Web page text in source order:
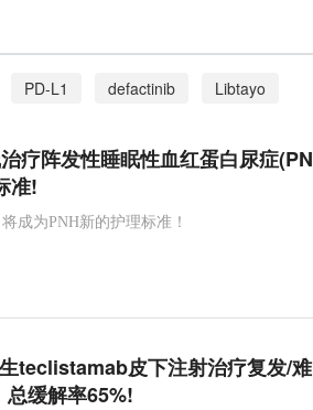
PD-L1 defactinib
Libtayo
激动剂 Rhythm
肥胖症
浆液性卵巢癌 CD
低甲基化剂
黑色素瘤
疗阵发性睡眠性血红蛋白尿症(PN
准!
成为PNH新的护理标准！
teclistamab皮下注射治疗复发/难
缓解率65%!